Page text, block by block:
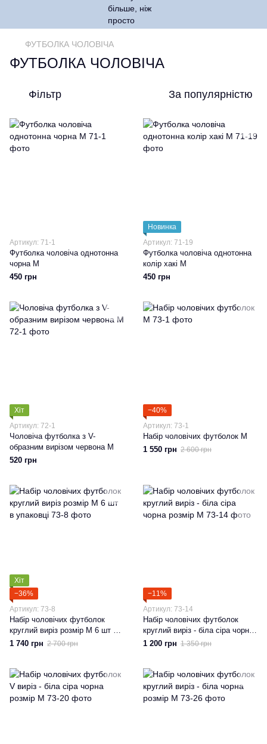
ФУТБОЛКА ЧОЛОВІЧА
ФУТБОЛКА ЧОЛОВІЧА
Фільтр За популярністю
Артикул: 71-1
Футболка чоловіча однотонна
чорна М
450 грн
Новинка
Артикул: 71-19
Футболка чоловіча однотонна
колір хакі М
450 грн
Хіт
Артикул: 72-1
Чоловіча футболка з V-
образним вирізом червона М
520 грн
−40%
Артикул: 73-1
Набір чоловічих футболок М
1 550 грн 2 600 грн
Хіт
−36%
Артикул: 73-8
Набір чоловічих футболок
круглий виріз розмір М 6 шт в
упаковці
1 740 грн 2 700 грн
−11%
Артикул: 73-14
Набір чоловічих футболок
круглий виріз - біла сіра чорна
розмір М
1 200 грн 1 350 грн